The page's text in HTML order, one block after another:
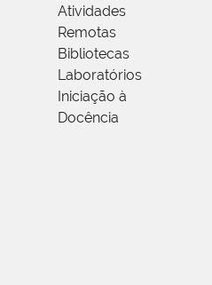
Atividades
Remotas
Bibliotecas
Laboratórios
Iniciação à
Docência